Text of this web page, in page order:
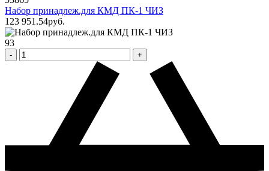
Набор принадлеж.для КМД ПК-1 ЧИЗ
123 951 .54pуб.
93